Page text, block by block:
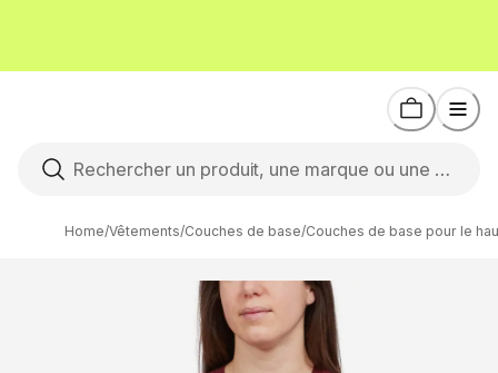
Home/Vêtements/Couches de base/Couches de base pour le